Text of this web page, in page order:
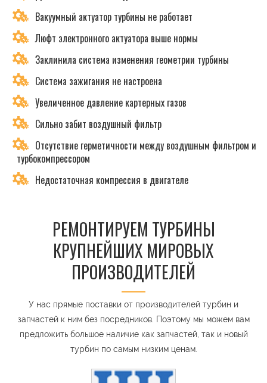
Вакуумный актуатор турбины не работает
Люфт электронного актуатора выше нормы
Заклинила система изменения геометрии турбины
Система зажигания не настроена
Увеличенное давление картерных газов
Сильно забит воздушный фильтр
Отсутствие герметичности между воздушным фильтром и
турбокомпрессором
Недостаточная компрессия в двигателе
РЕМОНТИРУЕМ ТУРБИНЫ
КРУПНЕЙШИХ МИРОВЫХ
ПРОИЗВОДИТЕЛЕЙ
У нас прямые поставки от производителей турбин и
запчастей к ним без посредников. Поэтому мы можем вам
предложить большое наличие как запчастей, так и новый
турбин по самым низким ценам.